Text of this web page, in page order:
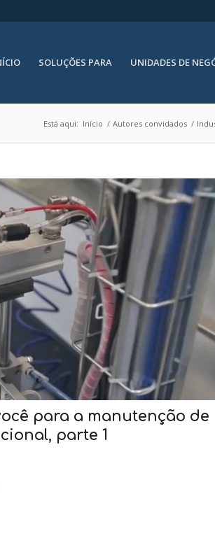
SOLUÇÕES PARA UNIDADES DE
Está aqui: Início / Autores convidados /
para a manutenção de
parte 1